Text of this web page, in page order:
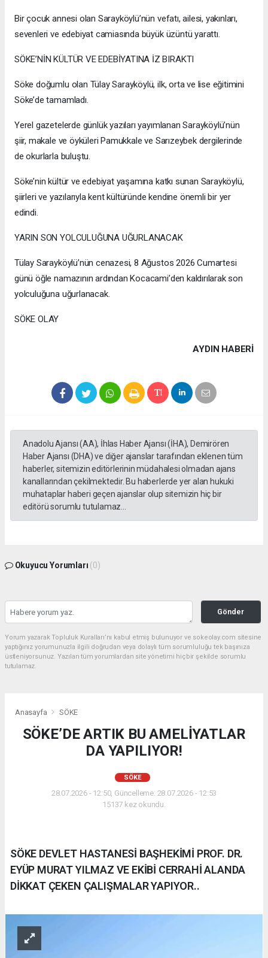
Bir çocuk annesi olan Sarayköylü’nün vefatı, ailesi, yakınları,
sevenleri ve edebiyat camiasında büyük üzüntü yarattı.
SÖKE’NİN KÜLTÜR VE EDEBİYATINA İZ BIRAKTI
Söke doğumlu olan Tülay Sarayköylü, ilk, orta ve lise eğitimini
Söke’de tamamladı.
Yerel gazetelerde günlük yazıları yayımlanan Sarayköylü’nün
şiir, makale ve öyküleri Pamukkale ve Sarızeybek dergilerinde
de okurlarla buluştu.
Söke’nin kültür ve edebiyat yaşamına katkı sunan Sarayköylü,
şiirleri ve yazılarıyla kent kültüründe kendine önemli bir yer
edindi.
YARIN SON YOLCULUĞUNA UĞURLANACAK
Tülay Sarayköylü’nün cenazesi, 8 Ağustos 2026 Cumartesi
günü öğle namazının ardından Kocacami’den kaldırılarak son
yolculuğuna uğurlanacak.
SÖKE OLAY
AYDIN HABERİ
Anadolu Ajansı (AA), İhlas Haber Ajansı (İHA), Demirören
Haber Ajansı (DHA) ve diğer ajanslar tarafından eklenen tüm
haberler, sitemizin editörlerinin müdahalesi olmadan ajans
kanallarından çekilmektedir. Bu haberlerde yer alan hukuki
muhataplar haberi geçen ajanslar olup sitemizin hiç bir
editörü sorumlu tutulamaz...
Okuyucu Yorumları (0)
Gönder
Yorum yazarak Topluluk Kuralları’nı kabul etmiş bulunuyor ve sokeolay.com sitesine
yaptığınız yorumunuzla ilgili doğrudan veya dolaylı tüm sorumluluğu tek başınıza
üstleniyorsunuz. Yazılan tüm yorumlardan site yönetimi hiçbir şekilde sorumlu
tutulamaz.
Anasayfa SÖKE
SÖKE’DE ARTIK BU AMELİYATLAR
DA YAPILIYOR!
SÖKE
28.07.2026 - 12:50, Güncelleme: 28.07.2026 - 12:53
15137 kez okundu.
SÖKE DEVLET HASTANESİ BAŞHEKİMİ PROF. DR.
EYÜP MURAT YILMAZ VE EKİBİ CERRAHİ ALANDA
DİKKAT ÇEKEN ÇALIŞMALAR YAPIYOR..